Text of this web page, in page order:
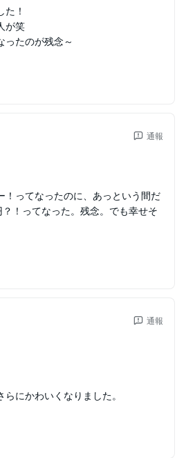
！
が笑
ったのが残念～
通報
！ってなったのに、あっという間だ
！ってなった。残念。でも幸せそ
通報
にかわいくなりました。